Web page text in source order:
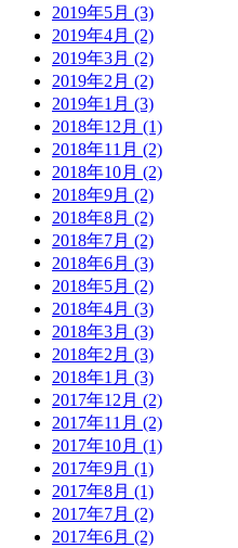
2019年5月 (3)
2019年4月 (2)
2019年3月 (2)
2019年2月 (2)
2019年1月 (3)
2018年12月 (1)
2018年11月 (2)
2018年10月 (2)
2018年9月 (2)
2018年8月 (2)
2018年7月 (2)
2018年6月 (3)
2018年5月 (2)
2018年4月 (3)
2018年3月 (3)
2018年2月 (3)
2018年1月 (3)
2017年12月 (2)
2017年11月 (2)
2017年10月 (1)
2017年9月 (1)
2017年8月 (1)
2017年7月 (2)
2017年6月 (2)